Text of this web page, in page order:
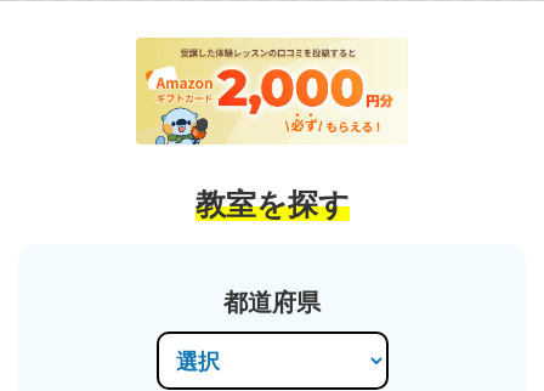
教室を探す
都道府県